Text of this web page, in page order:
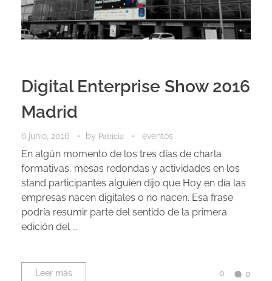
Digital Enterprise Show 2016
Madrid
6 junio, 2016 by Patricia eventos
En algún momento de los tres días de charla
formativas, mesas redondas y actividades en los
stand participantes alguien dijo que Hoy en día las
empresas nacen digitales o no nacen. Esa frase
podría resumir parte del sentido de la primera
edición del ...
Leer más 0 0